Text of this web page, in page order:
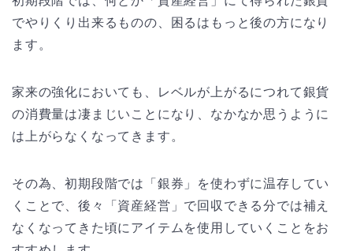
でやりくり出来るものの、困るはもっと後の方になり
ます。
家来の強化においても、レベルが上がるにつれて銀貨
の消費量は凄まじいことになり、なかなか思うように
は上がらなくなってきます。
その為、初期段階では「銀券」を使わずに温存してい
くことで、後々「資産経営」で回収できる分では補え
なくなってきた頃にアイテムを使用していくことをお